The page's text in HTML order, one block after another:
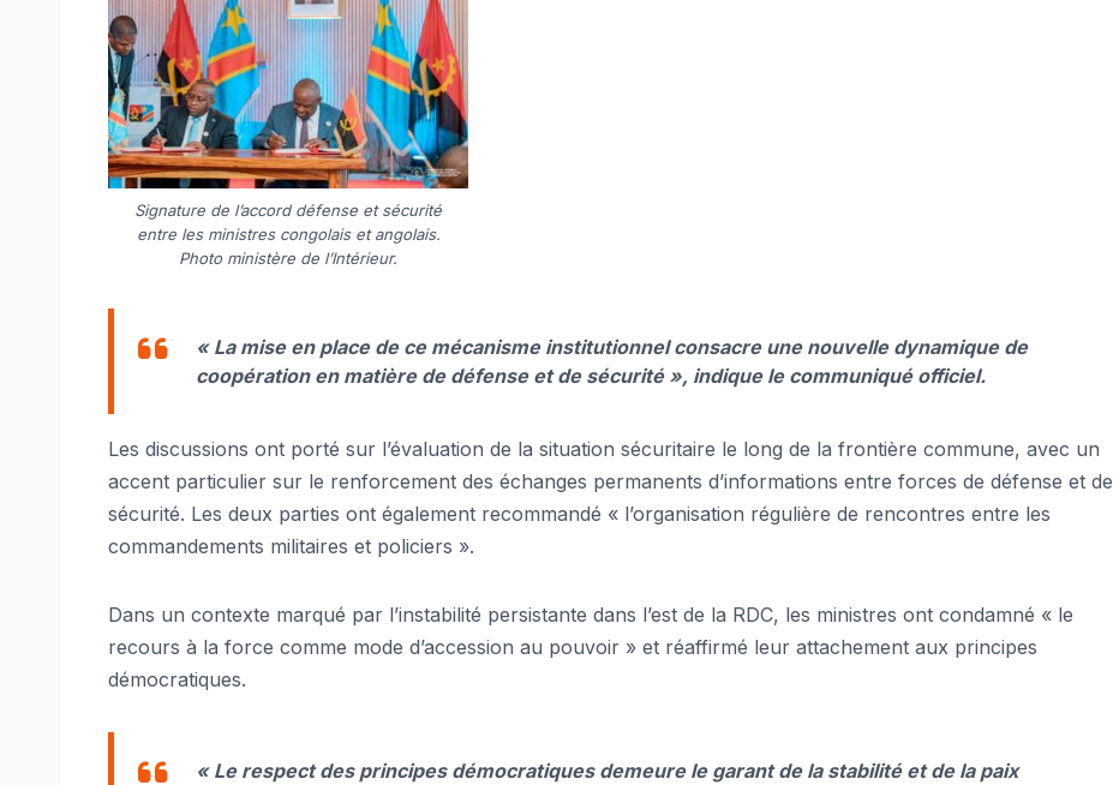
Signature de l’accord défense et sécurité
entre les ministres congolais et angolais.
Photo ministère de l’Intérieur.
« La mise en place de ce mécanisme institutionnel consacre une nouvelle dynamique de
coopération en matière de défense et de sécurité », indique le communiqué officiel.
Les discussions ont porté sur l’évaluation de la situation sécuritaire le long de la frontière commune, avec un
accent particulier sur le renforcement des échanges permanents d’informations entre forces de défense et de
sécurité. Les deux parties ont également recommandé « l’organisation régulière de rencontres entre les
commandements militaires et policiers ».
Dans un contexte marqué par l’instabilité persistante dans l’est de la RDC, les ministres ont condamné « le
recours à la force comme mode d’accession au pouvoir » et réaffirmé leur attachement aux principes
démocratiques.
« Le respect des principes démocratiques demeure le garant de la stabilité et de la paix